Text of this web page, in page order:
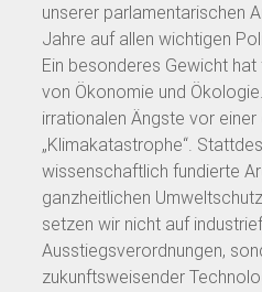
unserer parlamentarischen
Jahre auf allen wichtigen
Ein besonderes Gewicht hat
von Ökonomie und
irrationalen Ängste vor einer
„Klimakatastrophe“.
wissenschaftlich fundierte
ganzheitlichen
setzen wir nicht auf
Ausstiegsverordnungen,
zukunftsweisender